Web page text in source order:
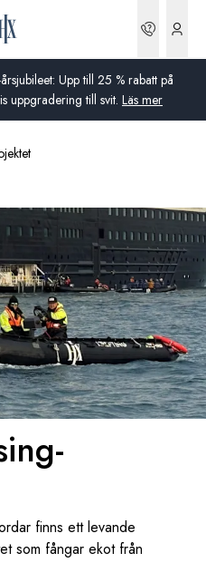
Upp till 25 % rabatt på
uppgradering till svit. Läs mer
finns ett levande
som fångar ekot från